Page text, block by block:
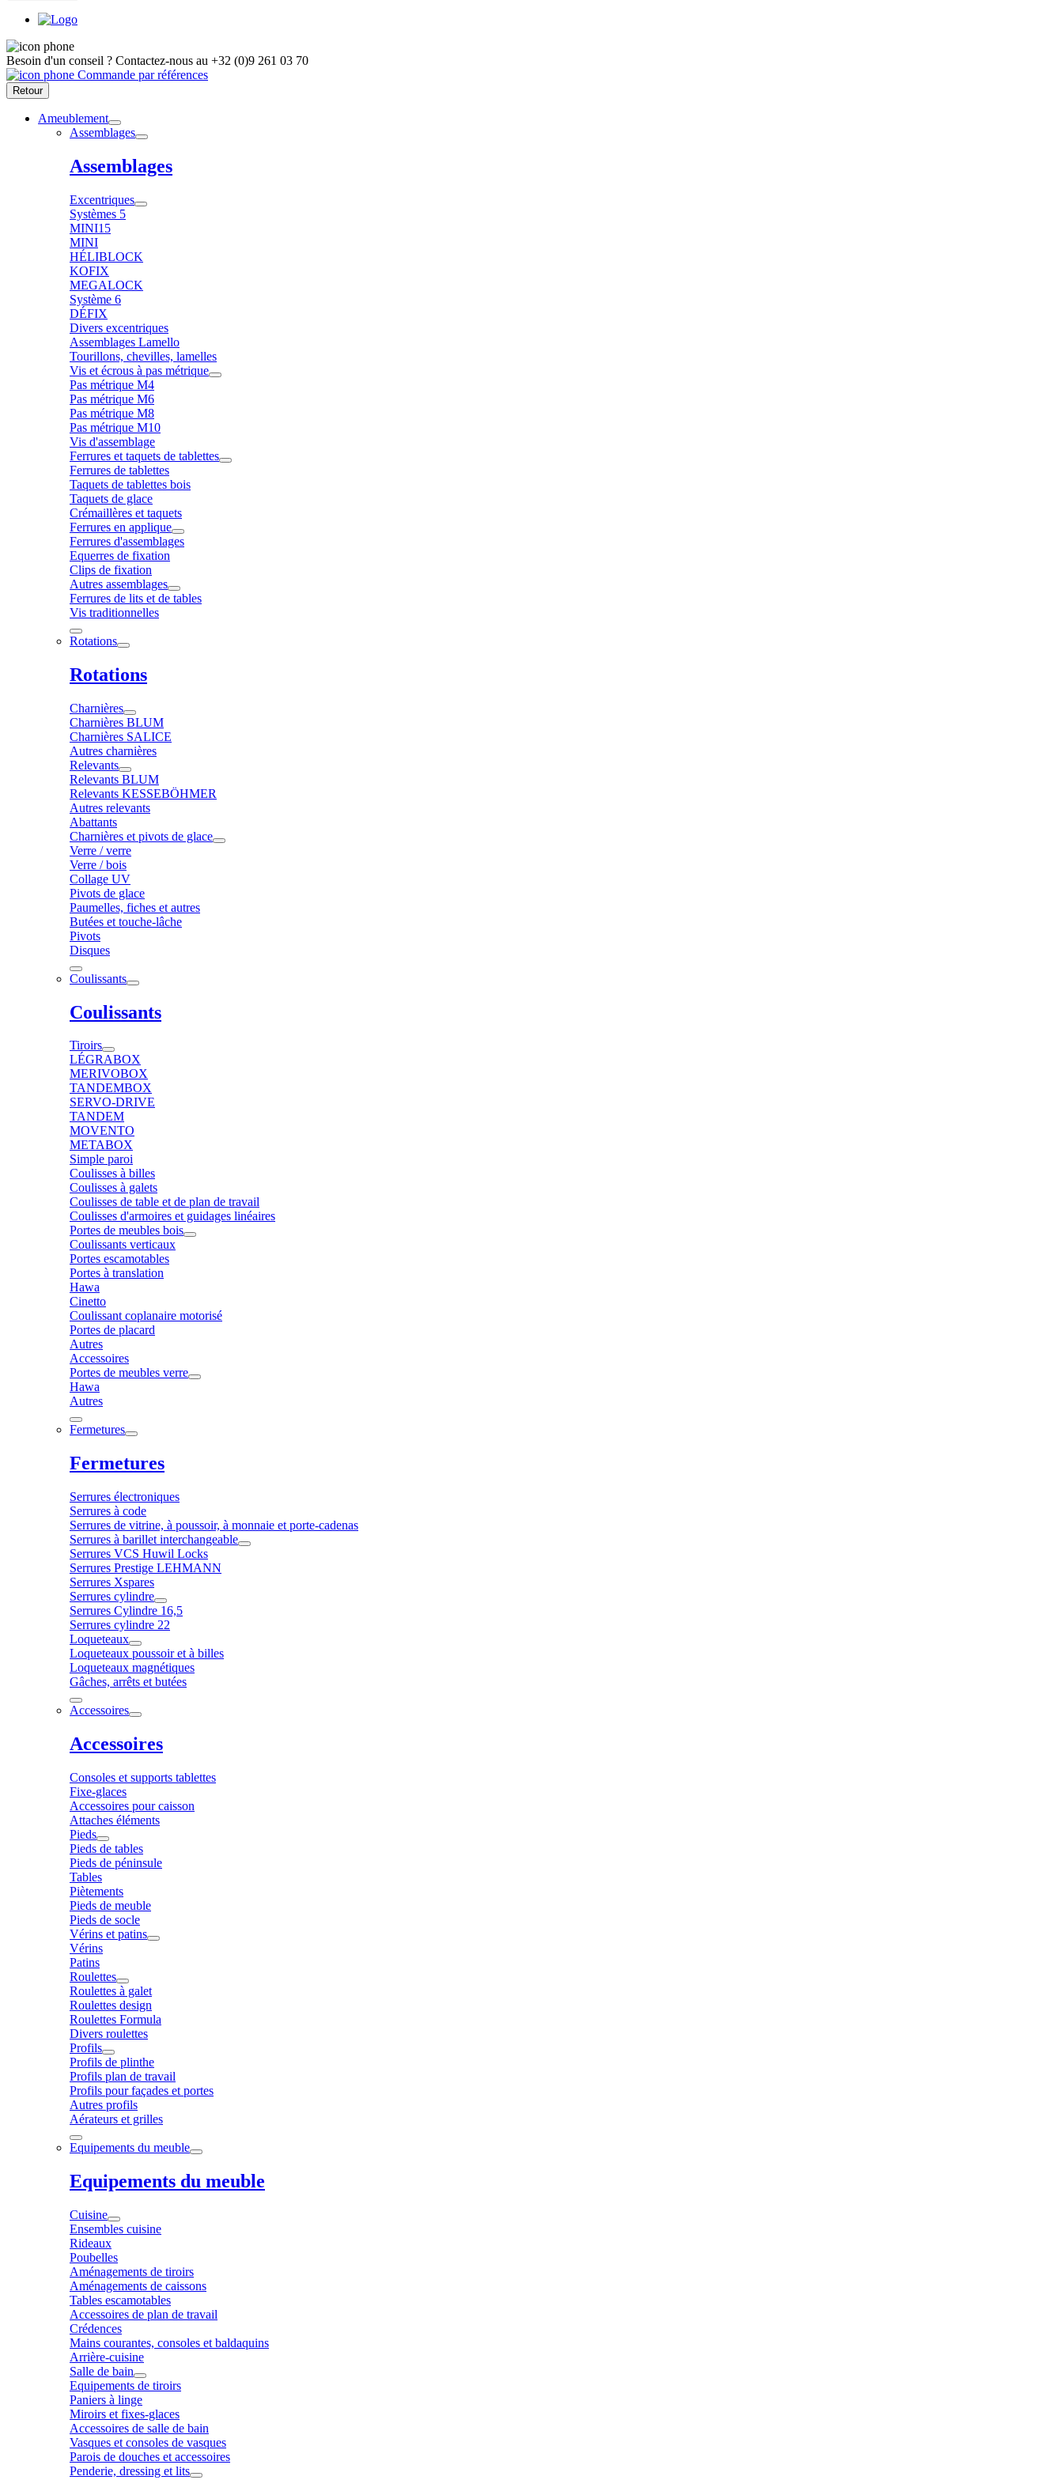
Besoin d'un conseil ? Contactez-nous au +32 (0)9 261 03 70
Commande par références
Retour
Ameublement
Assemblages
Assemblages
Excentriques
Systèmes 5
MINI15
MINI
HÉLIBLOCK
KOFIX
MEGALOCK
Système 6
DÉFIX
Divers excentriques
Assemblages Lamello
Tourillons, chevilles, lamelles
Vis et écrous à pas métrique
Pas métrique M4
Pas métrique M6
Pas métrique M8
Pas métrique M10
Vis d'assemblage
Ferrures et taquets de tablettes
Ferrures de tablettes
Taquets de tablettes bois
Taquets de glace
Crémaillères et taquets
Ferrures en applique
Ferrures d'assemblages
Equerres de fixation
Clips de fixation
Autres assemblages
Ferrures de lits et de tables
Vis traditionnelles
Rotations
Rotations
Charnières
Charnières BLUM
Charnières SALICE
Autres charnières
Relevants
Relevants BLUM
Relevants KESSEBÖHMER
Autres relevants
Abattants
Charnières et pivots de glace
Verre / verre
Verre / bois
Collage UV
Pivots de glace
Paumelles, fiches et autres
Butées et touche-lâche
Pivots
Disques
Coulissants
Coulissants
Tiroirs
LÉGRABOX
MERIVOBOX
TANDEMBOX
SERVO-DRIVE
TANDEM
MOVENTO
METABOX
Simple paroi
Coulisses à billes
Coulisses à galets
Coulisses de table et de plan de travail
Coulisses d'armoires et guidages linéaires
Portes de meubles bois
Coulissants verticaux
Portes escamotables
Portes à translation
Hawa
Cinetto
Coulissant coplanaire motorisé
Portes de placard
Autres
Accessoires
Portes de meubles verre
Hawa
Autres
Fermetures
Fermetures
Serrures électroniques
Serrures à code
Serrures de vitrine, à poussoir, à monnaie et porte-cadenas
Serrures à barillet interchangeable
Serrures VCS Huwil Locks
Serrures Prestige LEHMANN
Serrures Xspares
Serrures cylindre
Serrures Cylindre 16,5
Serrures cylindre 22
Loqueteaux
Loqueteaux poussoir et à billes
Loqueteaux magnétiques
Gâches, arrêts et butées
Accessoires
Accessoires
Consoles et supports tablettes
Fixe-glaces
Accessoires pour caisson
Attaches éléments
Pieds
Pieds de tables
Pieds de péninsule
Tables
Piètements
Pieds de meuble
Pieds de socle
Vérins et patins
Vérins
Patins
Roulettes
Roulettes à galet
Roulettes design
Roulettes Formula
Divers roulettes
Profils
Profils de plinthe
Profils plan de travail
Profils pour façades et portes
Autres profils
Aérateurs et grilles
Equipements du meuble
Equipements du meuble
Cuisine
Ensembles cuisine
Rideaux
Poubelles
Aménagements de tiroirs
Aménagements de caissons
Tables escamotables
Accessoires de plan de travail
Crédences
Mains courantes, consoles et baldaquins
Arrière-cuisine
Salle de bain
Equipements de tiroirs
Paniers à linge
Miroirs et fixes-glaces
Accessoires de salle de bain
Vasques et consoles de vasques
Parois de douches et accessoires
Penderie, dressing et lits